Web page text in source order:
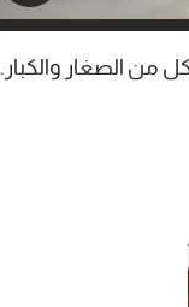
من الصغار والكبار.